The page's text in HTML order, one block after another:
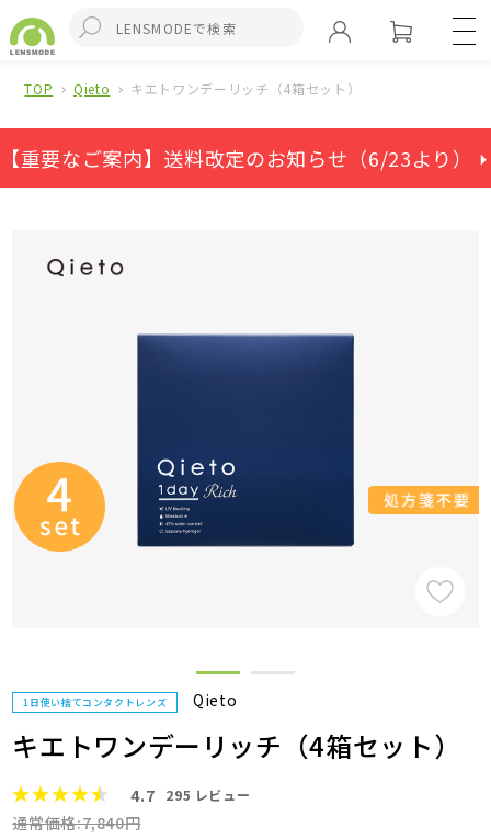
TOP Qieto キエトワンデーリッチ（4箱セット）
【重要なご案内】送料改定のお知らせ（6/23より） ⏵
1日使い捨てコンタクトレンズ Qieto
キエトワンデーリッチ（4箱セット）
4.7 295 レビュー
通常価格:7,840円